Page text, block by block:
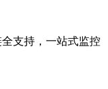
支持，一站式监控